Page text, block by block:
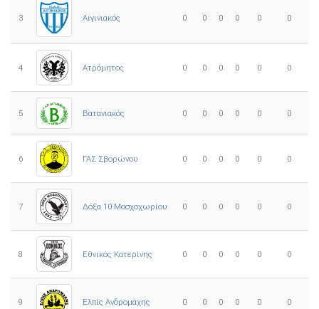
3 Αιγινιακός 0 0 0 0 0 0
4 Ατρόμητος 0 0 0 0 0 0
5 Βατανιακός 0 0 0 0 0 0
6 ΓΑΣ Σβορώνου 0 0 0 0 0 0
7 Δόξα 10 Μοσχοχωρίου 0 0 0 0 0 0
8 Εθνικός Κατερίνης 0 0 0 0 0 0
9 Ελπίς Ανδρομάχης 0 0 0 0 0 0